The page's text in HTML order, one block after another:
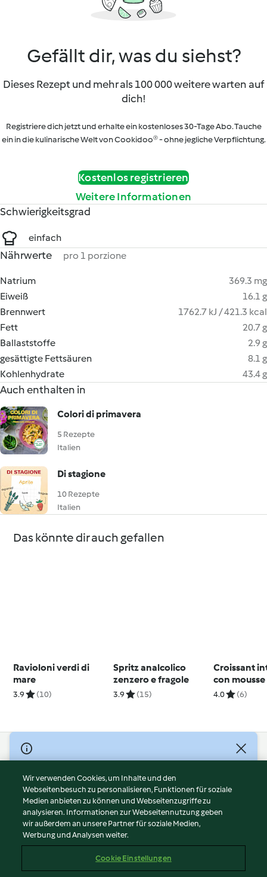
Gefällt dir, was du siehst?
Dieses Rezept und mehr als 100 000 weitere warten auf
dich!
Registriere dich jetzt und erhalte ein kostenloses 30-Tage Abo. Tauche
ein in die kulinarische Welt von Cookidoo® - ohne jegliche Verpflichtung.
Kostenlos registrieren
Weitere Informationen
Schwierigkeitsgrad
einfach
Nährwerte pro 1 porzione
Natrium
369.3 mg
Eiweiß
16.1 g
Brennwert
1762.7 kJ / 421.3 kcal
Fett
20.7 g
Ballaststoffe
2.9 g
gesättigte Fettsäuren
8.1 g
Kohlenhydrate
43.4 g
Auch enthalten in
Colori di primavera
5 Rezepte
Italien
Di stagione
10 Rezepte
Italien
Das könnte dir auch gefallen
Ravioloni verdi di
mare
3.9 (10)
Spritz analcolico
zenzero e fragole
3.9 (15)
Croissant
con mousse
salmone
4.0 (6)
© Copyright 2026
Nutzungsbedingungen
Datenschutzrichtlinien
Disclaimer
Impressum
Cookies
Abo kündigen
Wir verwenden Cookies, um Inhalte und den
Webseitenbesuch zu personalisieren, Funktionen für soziale
Medien anbieten zu können und Webseitenzugriffe zu
analysieren. Informationen zur Webseitennutzung geben
wir außerdem an unsere Partner für soziale Medien,
Werbung und Analysen weiter.
Cookie Einstellungen